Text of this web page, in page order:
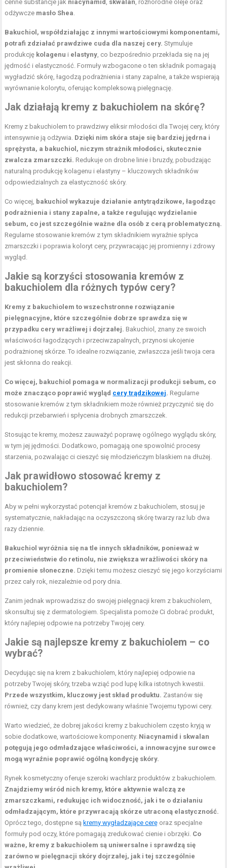
cenne substancje jak niacynamid skwalan , różnorodne oleje oraz
odżywcze masło Shea
Bakuchiol, współdziałając z innymi wartościowymi komponentami,
potrafi zdziałać prawdziwe cuda dla naszej cery. Stymuluje
produkcję kolagenu i elastyny , co bezpośrednio przekłada się na jej
jędrność i elastyczność. Formuły wzbogacone o ten składnik pomagają
wygładzić skórę, łagodzą podrażnienia i stany zapalne, a także wspierają
wyrównanie kolorytu, oferując kompleksową pielęgnację.
Jak działają kremy z bakuchiolem na skórę?
Kremy z bakuchiolem to prawdziwy eliksir młodości dla Twojej cery, który
intensywnie ją odżywia. Dzięki nim skóra staje się bardziej jędrna i
sprężysta, a bakuchiol, niczym strażnik młodości, skutecznie
zwalcza zmarszczki. Redukuje on drobne linie i bruzdy, pobudzając
naturalną produkcję kolagenu i elastyny – kluczowych składników
odpowiedzialnych za elastyczność skóry.
Co więcej,
bakuchiol wykazuje działanie antytrądzikowe, łagodząc
podrażnienia i stany zapalne, a także regulując wydzielanie
sebum, co jest szczególnie ważne dla osób z cerą problematyczną.
Regularne stosowanie kremów z tym składnikiem wyraźnie spłyca
zmarszczki i poprawia koloryt cery, przywracając jej promienny i zdrowy
wygląd.
Jakie są korzyści stosowania kremów z
bakuchiolem dla różnych typów cery?
Kremy z bakuchiolem to wszechstronne rozwiązanie
pielęgnacyjne, które szczególnie dobrze sprawdza się w
przypadku cery wrażliwej i dojrzałej. Bakuchiol, znany ze swoich
właściwości łagodzących i przeciwzapalnych, przynosi ukojenie
podrażnionej skórze. To idealne rozwiązanie, zwłaszcza jeśli twoja cera
jest skłonna do reakcji.
Co więcej, bakuchiol pomaga w normalizacji produkcji sebum, co
może znacząco poprawić wygląd cery trądzikowej. Regularne
stosowanie kremów z tym składnikiem może również przyczynić się do
redukcji przebarwień i spłycenia drobnych zmarszczek.
Stosując te kremy, możesz zauważyć poprawę ogólnego wyglądu skóry,
w tym jej jędrności. Dodatkowo, pomagają one spowolnić procesy
starzenia, pozwalając ci cieszyć się młodzieńczym blaskiem na dłużej.
Jak prawidłowo stosować kremy z
bakuchiolem?
Aby w pełni wykorzystać potencjał kremów z bakuchiolem, stosuj je
systematycznie, nakładając na oczyszczoną skórę twarzy raz lub dwa
razy dziennie.
Bakuchiol wyróżnia się na tle innych składników, ponieważ w
przeciwieństwie do retinolu, nie zwiększa wrażliwości skóry na
promienie słoneczne. Dzięki temu możesz cieszyć się jego korzyściami
przez cały rok, niezależnie od pory dnia.
Zanim jednak wprowadzisz do swojej pielęgnacji krem z bakuchiolem,
skonsultuj się z dermatologiem. Specjalista pomoże Ci dobrać produkt,
który najlepiej odpowie na potrzeby Twojej cery.
Jakie są najlepsze kremy z bakuchiolem – co
wybrać?
Decydując się na krem z bakuchiolem, który najlepiej odpowie na
potrzeby Twojej skóry, trzeba wziąć pod lupę kilka istotnych kwestii.
Przede wszystkim, kluczowy jest skład produktu. Zastanów się
również, czy dany krem jest dedykowany właśnie Twojemu typowi cery.
Warto wiedzieć, że dobrej jakości kremy z bakuchiolem często kryją w
sobie dodatkowe, wartościowe komponenty. Niacynamid i skwalan
potęgują jego odmładzające właściwości, a innowacyjne surowce
mogą wyraźnie poprawić ogólną kondycję skóry.
Rynek kosmetyczny oferuje szeroki wachlarz produktów z bakuchiolem.
Znajdziemy wśród nich kremy, które aktywnie walczą ze
zmarszczkami, redukując ich widoczność, jak i te o działaniu
odmładzającym, które przywracają skórze utraconą elastyczność.
Oprócz tego, dostępne są kremy wygładzające cerę oraz specjalne
formuły pod oczy, które pomagają zredukować cienie i obrzęki. Co
ważne, kremy z bakuchiolem są uniwersalne i sprawdzą się
zarówno w pielęgnacji skóry dojrzałej, jak i tej szczególnie